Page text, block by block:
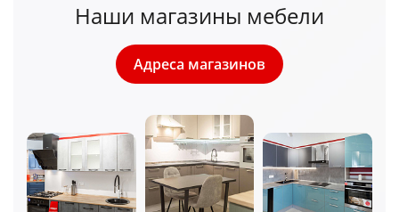
Наши магазины мебели
Адреса магазинов